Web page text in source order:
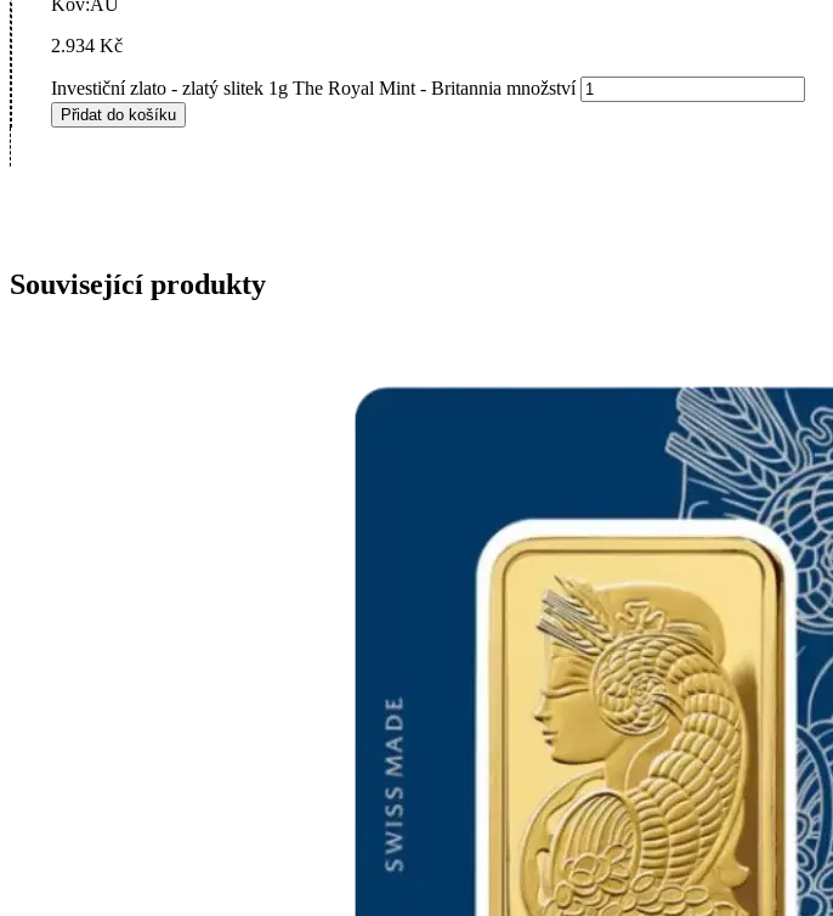
2.934 Kč
Investiční zlato - zlatý slitek 1g The Royal Mint - Britannia množství
Přidat do košíku
Související produkty